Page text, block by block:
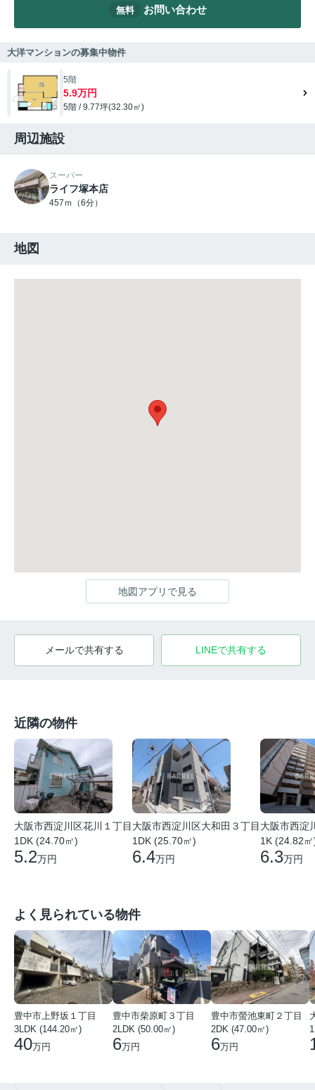
無料 お問い合わせ
大洋マンションの募集中物件
5階
5.9万円
5階 / 9.77坪(32.30㎡)
周辺施設
スーパー
ライフ塚本店
457ｍ（6分）
地図
地図アプリで見る
メールで共有する LINEで共有する
近隣の物件
大阪市西淀川区花川１丁目
1DK (24.70㎡)
5.2万円
大阪市西淀川区大和田３丁目
1DK (25.70㎡)
6.4万円
大阪市西淀
1K (24.82
6.3万円
よく見られている物件
豊中市上野坂１丁目
3LDK (144.20㎡)
40万円
豊中市柴原町３丁目
2LDK (50.00㎡)
6万円
豊中市螢池東町２丁目
2DK (47.00㎡)
6万円